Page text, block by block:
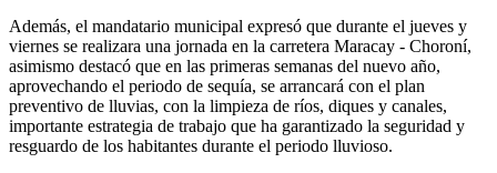
Además, el mandatario municipal expresó que durante el jueves y
viernes se realizara una jornada en la carretera Maracay - Choroní,
asimismo destacó que en las primeras semanas del nuevo año,
aprovechando el periodo de sequía, se arrancará con el plan
preventivo de lluvias, con la limpieza de ríos, diques y canales,
importante estrategia de trabajo que ha garantizado la seguridad y
resguardo de los habitantes durante el periodo lluvioso.